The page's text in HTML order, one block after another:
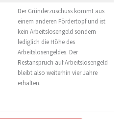
Der Gründerzuschuss kommt aus
einem anderen Fördertopf und ist
kein Arbeitslosengeld sondern
lediglich die Höhe des
Arbeitslosengeldes. Der
Restanspruch auf Arbeitslosengeld
bleibt also weiterhin vier Jahre
erhalten.